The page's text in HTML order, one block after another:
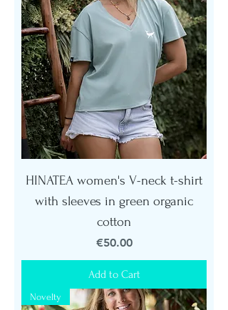
HINATEA women's V-neck t-shirt
with sleeves in green organic
cotton
Price
€50.00
Add to Cart
Novelty